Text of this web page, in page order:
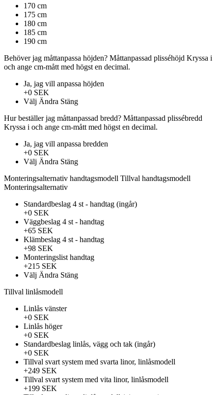
170 cm
175 cm
180 cm
185 cm
190 cm
Behöver jag måttanpassa höjden? Måttanpassad plisséhöjd Kryssa i
och ange cm-mått med högst en decimal.
Ja, jag vill anpassa höjden
+0 SEK
Välj Ändra Stäng
Hur beställer jag måttanpassad bredd? Måttanpassad plissébredd
Kryssa i och ange cm-mått med högst en decimal.
Ja, jag vill anpassa bredden
+0 SEK
Välj Ändra Stäng
Monteringsalternativ handtagsmodell Tillval handtagsmodell
Monteringsalternativ
Standardbeslag 4 st - handtag (ingår)
+0 SEK
Väggbeslag 4 st - handtag
+65 SEK
Klämbeslag 4 st - handtag
+98 SEK
Monteringslist handtag
+215 SEK
Välj Ändra Stäng
Tillval linlåsmodell
Linlås vänster
+0 SEK
Linlås höger
+0 SEK
Standardbeslag linlås, vägg och tak (ingår)
+0 SEK
Tillval svart system med svarta linor, linlåsmodell
+249 SEK
Tillval svart system med vita linor, linlåsmodell
+199 SEK